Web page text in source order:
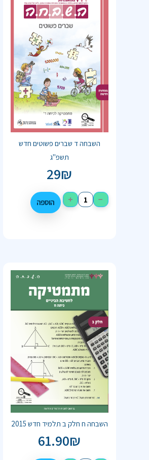
השבחה ד שברים פשוטים חדש
תשפ"ג
29₪
−
+ הוספה
השבחה ח חלק ב תלמיד חדש 2015
61.90₪